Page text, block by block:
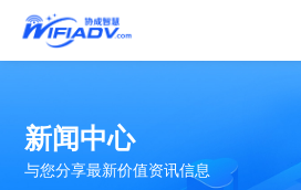
新闻中心
与您分享最新价值资讯信息